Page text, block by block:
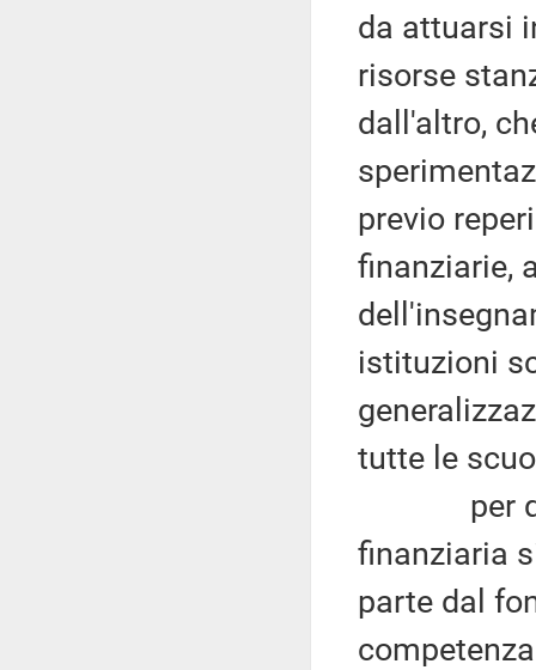
da attuarsi
risorse
dall'altro,
previo
finanziarie,
istituzioni
tutte le
per
finanziaria
parte dal